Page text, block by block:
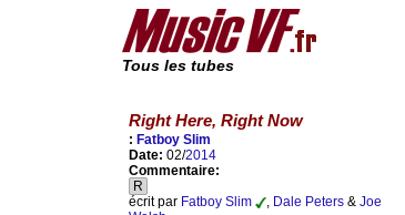
Tous les tubes
Right Here, Right Now
: Fatboy Slim
Date: 02/2014
Commentaire:
R
écrit par Fatboy Slim , Dale Peters & Joe